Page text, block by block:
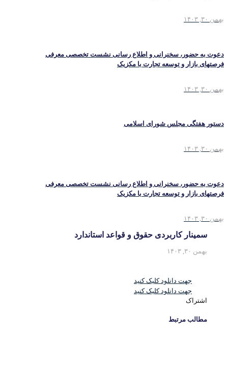
بهمن ۳۰, ۱۴۰۳
دعوت به حضور، سخنرانی و اطلاع رسانی نشست تخصصی معرفی
فرصتهای بازار و توسعه تجارت با مکزیک
بهمن ۳۰, ۱۴۰۳
دستور هفتگی مجلس شورای اسلامی
بهمن ۳۰, ۱۴۰۳
دعوت به حضور، سخنرانی و اطلاع رسانی نشست تخصصی معرفی
فرصتهای بازار و توسعه تجارت با مکزیک
بهمن ۳۰, ۱۴۰۳
سمینار کاربردی حقوق و قواعد استاندارد
بهمن ۳۰, ۱۴۰۳
جهت دانلود کلیک کنید
جهت دانلود کلیک کنید
اشتراک
مطالب مرتبط